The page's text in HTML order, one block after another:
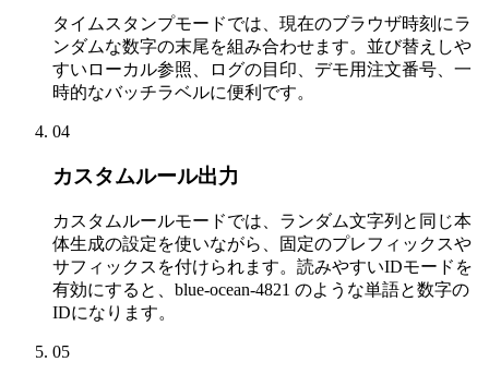
タイムスタンプモードでは、現在のブラウザ時刻にラ
ンダムな数字の末尾を組み合わせます。並び替えしや
すいローカル参照、ログの目印、デモ用注文番号、一
時的なバッチラベルに便利です。
04
カスタムルール出力
カスタムルールモードでは、ランダム文字列と同じ本
体生成の設定を使いながら、固定のプレフィックスや
サフィックスを付けられます。読みやすいIDモードを
有効にすると、blue-ocean-4821 のような単語と数字の
IDになります。
05